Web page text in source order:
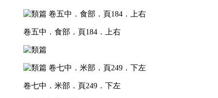
卷五中．食部．頁184．上右
卷七中．米部．頁249．下左